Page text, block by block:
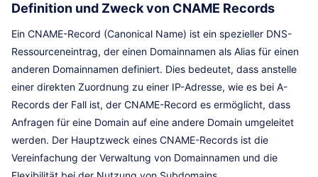
Definition und Zweck von CNAME Records
Ein CNAME-Record (Canonical Name) ist ein spezieller DNS-
Ressourceneintrag, der einen Domainnamen als Alias für einen
anderen Domainnamen definiert. Dies bedeutet, dass anstelle
einer direkten Zuordnung zu einer IP-Adresse, wie es bei A-
Records der Fall ist, der CNAME-Record es ermöglicht, dass
Anfragen für eine Domain auf eine andere Domain umgeleitet
werden. Der Hauptzweck eines CNAME-Records ist die
Vereinfachung der Verwaltung von Domainnamen und die